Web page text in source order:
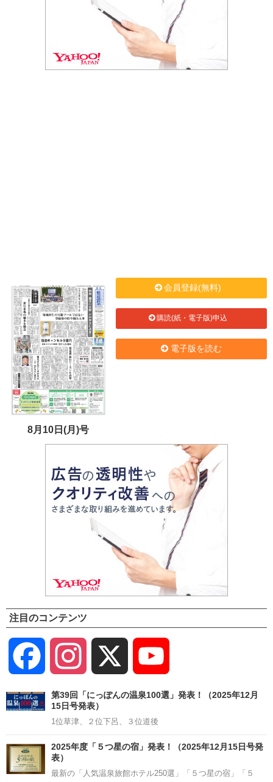
8月10日(月)号
会員登録(無料)
購読(紙・電子版)申込
電子版を読む
注目のコンテンツ
Facebook Instagram
Channel
第39回「にっぽんの温泉100選」発表！（2025年12月
15日号発表）
1位草津、２位下呂、３位道後
2025年度「５つ星の宿」発表！（2025年12月15日号発
表）
最新の「人気温泉旅館ホテル250選」「５つ星の宿」「５